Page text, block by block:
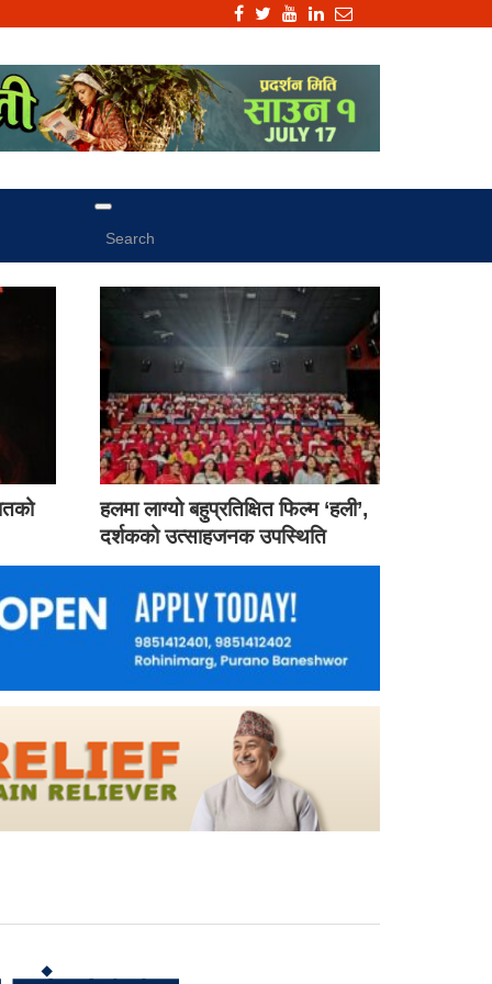
हलमा लाग्यो बहुप्रतिक्षित फिल्म ‘हली’,
दर्शकको उत्साहजनक उपस्थिति